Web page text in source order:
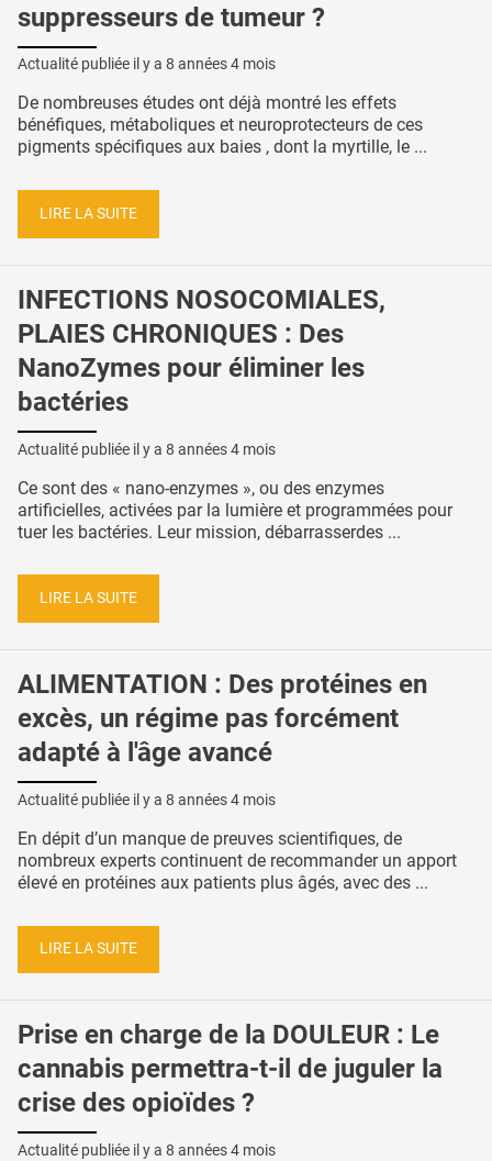
suppresseurs de tumeur ?
Actualité publiée il y a 8 années 4 mois
De nombreuses études ont déjà montré les effets
bénéfiques, métaboliques et neuroprotecteurs de ces
pigments spécifiques aux baies , dont la myrtille, le ...
LIRE LA SUITE
INFECTIONS NOSOCOMIALES,
PLAIES CHRONIQUES : Des
NanoZymes pour éliminer les
bactéries
Actualité publiée il y a 8 années 4 mois
Ce sont des « nano-enzymes », ou des enzymes
artificielles, activées par la lumière et programmées pour
tuer les bactéries. Leur mission, débarrasserdes ...
LIRE LA SUITE
ALIMENTATION : Des protéines en
excès, un régime pas forcément
adapté à l'âge avancé
Actualité publiée il y a 8 années 4 mois
En dépit d’un manque de preuves scientifiques, de
nombreux experts continuent de recommander un apport
élevé en protéines aux patients plus âgés, avec des ...
LIRE LA SUITE
Prise en charge de la DOULEUR : Le
cannabis permettra-t-il de juguler la
crise des opioïdes ?
Actualité publiée il y a 8 années 4 mois